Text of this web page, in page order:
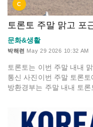
C
토론토 주말 맑고 포
문화&생활
박해련 May 29 2026 10:32 AM
토론토는 이번 주말 내내
통신 사진이번 주말 토론
방환경부는 주말 내내 토